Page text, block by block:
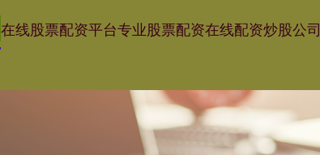
在线股票配资平台专业股票配资在线配资炒股公司